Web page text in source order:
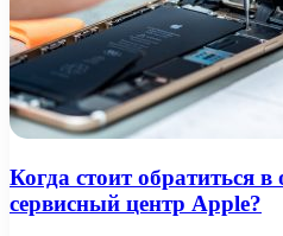
Когда стоит обратиться
сервисный центр Apple?